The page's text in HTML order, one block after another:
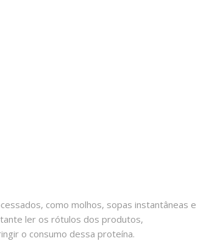
como molhos, sopas instantâneas e
ler os rótulos dos produtos,
o consumo dessa proteína.